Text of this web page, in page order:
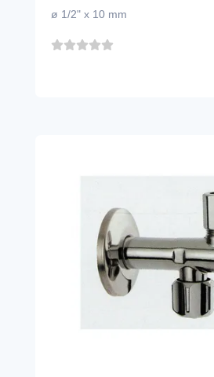
ø 1/2" x 10 mm